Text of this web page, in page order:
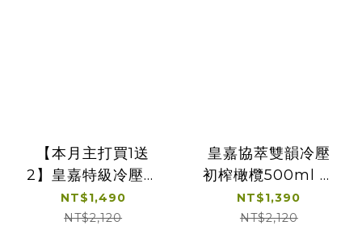
【本月主打買1送
2】皇嘉特級冷壓初
榨橄欖油
Arbequina
NT$1,490
NT$2,120
皇嘉協萃雙韻冷壓
初榨橄欖500ml 贈
皇嘉
100ml*1+25ml*1
NT$1,390
NT$2,120